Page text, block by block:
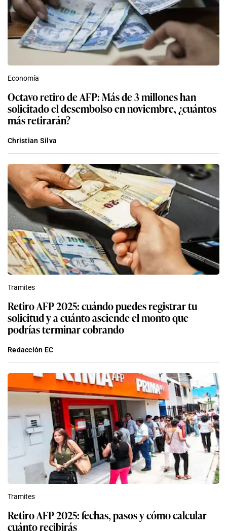
Economía
Octavo retiro de AFP: Más de 3 millones han
solicitado el desembolso en noviembre, ¿cuántos
más retirarán?
Christian Silva
Tramites
Retiro AFP 2025: cuándo puedes registrar tu
solicitud y a cuánto asciende el monto que
podrías terminar cobrando
Redacción EC
Tramites
Retiro AFP 2025: fechas, pasos y cómo calcular
cuánto recibirás